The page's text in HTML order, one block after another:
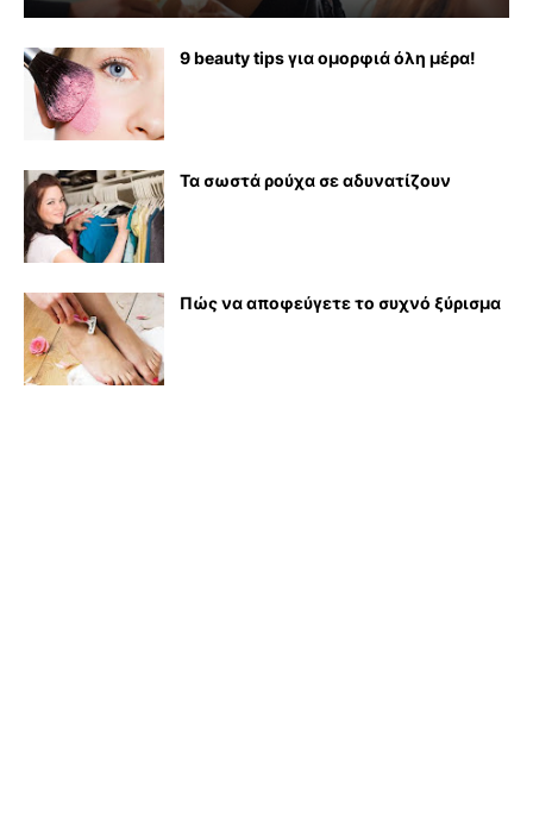
9 beauty tips για ομορφιά όλη μέρα!
Τα σωστά ρούχα σε αδυνατίζουν
Πώς να αποφεύγετε το συχνό ξύρισμα